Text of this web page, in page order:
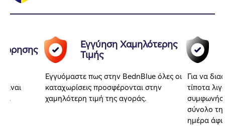
Εγγύηση Χαμηλότερης
Τιμής
Εγγυόμαστε πως στην BednBlue όλες οι
καταχωρίσεις προσφέρονται στην
χαμηλότερη τιμή της αγοράς.
Για να
τίποτα
σύνολο
ημέρα